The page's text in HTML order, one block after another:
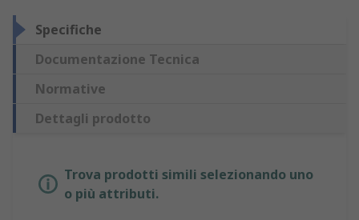
Specifiche
Documentazione Tecnica
Normative
Dettagli prodotto
Trova prodotti simili selezionando uno
o più attributi.